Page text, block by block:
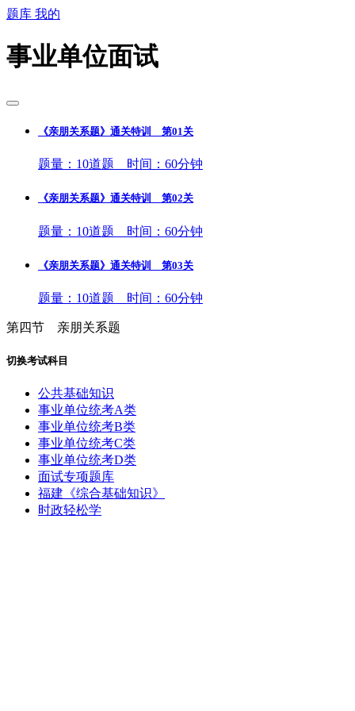
题库 我的
事业单位面试
《亲朋关系题》通关特训 第01关
题量：10道题 时间：60分钟
《亲朋关系题》通关特训 第02关
题量：10道题 时间：60分钟
《亲朋关系题》通关特训 第03关
题量：10道题 时间：60分钟
第四节 亲朋关系题
切换考试科目
公共基础知识
事业单位统考A类
事业单位统考B类
事业单位统考C类
事业单位统考D类
面试专项题库
福建《综合基础知识》
时政轻松学